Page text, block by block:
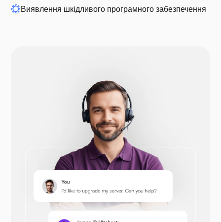
Opencart
Prestashop
Виявлення шкідливого програмного забезпечення